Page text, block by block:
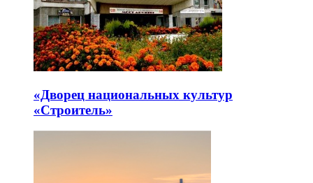
«Дворец национальных культур
«Строитель»